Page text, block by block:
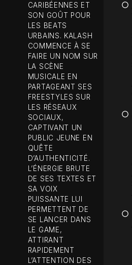
CARIBÉENNES ET
SON GOÛT POUR
LES BEATS
URBAINS. KALASH
COMMENCE À SE
FAIRE UN NOM SUR
LA SCÈNE
MUSICALE EN
PARTAGEANT SES
FREESTYLES SUR
LES RÉSEAUX
SOCIAUX,
CAPTIVANT UN
PUBLIC JEUNE EN
QUÊTE
D’AUTHENTICITÉ.
L’ÉNERGIE BRUTE
DE SES TEXTES ET
SA VOIX
PUISSANTE LUI
PERMETTENT DE
SE LANCER DANS
LE GAME,
ATTIRANT
RAPIDEMENT
L’ATTENTION DES